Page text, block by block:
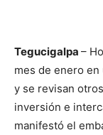
Tegucigalpa –
mes de enero
y se revisan
inversión e
manifestó el